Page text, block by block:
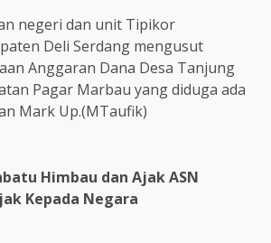
negeri dan unit Tipikor
Deli Serdang mengusut
Anggaran Dana Desa Tanjung
Pagar Marbau yang diduga ada
Mark Up.(MTaufik)
Himbau dan Ajak ASN
Kepada Negara